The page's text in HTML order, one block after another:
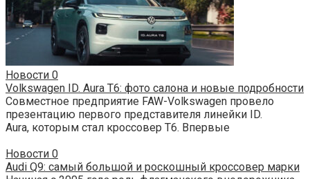
Новости 0
Volkswagen ID. Aura T6: фото салона и новые подробности
Совместное предприятие FAW-Volkswagen провело
презентацию первого представителя линейки ID.
Aura, которым стал кроссовер T6. Впервые
Новости 0
Audi Q9: самый большой и роскошный кроссовер марки